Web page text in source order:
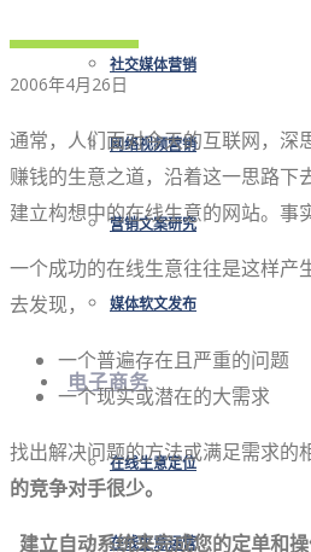
社交媒体营销
网络视频营销
营销文案研究
媒体软文发布
电子商务
在线生意定位
在线生意运营
2006年4月26日
通常，人们面对今天的互联网，深
赚钱的生意之道，沿着这一思路下
建立构想中的在线生意的网站。事
一个成功的在线生意往往是这样产
去发现，
一个普遍存在且严重的问题
一个现实或潜在的大需求
找出解决问题的方法或满足需求的
的竞争对手很少。
建立自动系统来完成您的定单和